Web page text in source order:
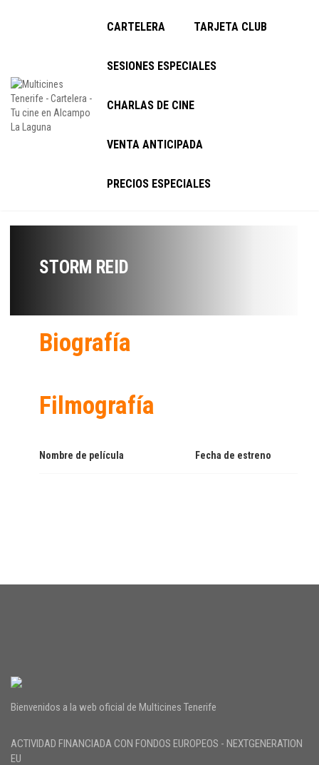
CARTELERA TARJETA CLUB
SESIONES ESPECIALES
CHARLAS DE CINE
VENTA ANTICIPADA
PRECIOS ESPECIALES
STORM REID
Biografía
Filmografía
Nombre de película Fecha de estreno
Bienvenidos a la web oficial de Multicines Tenerife
ACTIVIDAD FINANCIADA CON FONDOS EUROPEOS - NEXTGENERATION
EU